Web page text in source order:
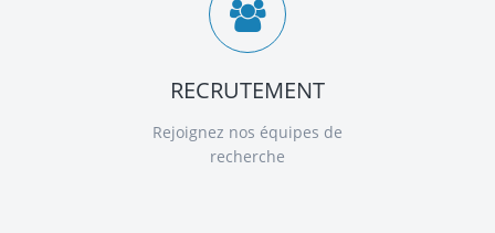
RECRUTEMENT
Rejoignez nos équipes de
recherche